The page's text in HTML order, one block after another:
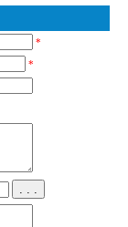
*
*
. . .